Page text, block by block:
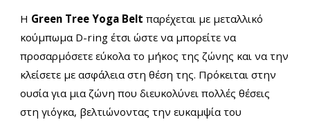
Η Green Tree Yoga Belt παρέχεται με μεταλλικό
κούμπωμα D-ring έτσι ώστε να μπορείτε να
προσαρμόσετε εύκολα το μήκος της ζώνης και να την
κλείσετε με ασφάλεια στη θέση της. Πρόκειται στην
ουσία για μια ζώνη που διευκολύνει πολλές θέσεις
στη γιόγκα, βελτιώνοντας την ευκαμψία του